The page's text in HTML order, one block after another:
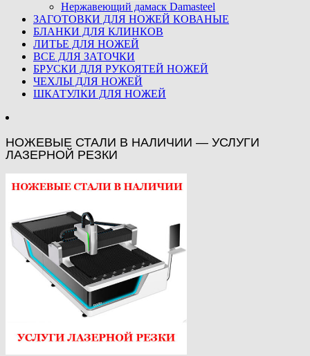
Нержавеющий дамаск Damasteel
ЗАГОТОВКИ ДЛЯ НОЖЕЙ КОВАНЫЕ
БЛАНКИ ДЛЯ КЛИНКОВ
ЛИТЬЕ ДЛЯ НОЖЕЙ
ВСЕ ДЛЯ ЗАТОЧКИ
БРУСКИ ДЛЯ РУКОЯТЕЙ НОЖЕЙ
ЧЕХЛЫ ДЛЯ НОЖЕЙ
ШКАТУЛКИ ДЛЯ НОЖЕЙ
НОЖЕВЫЕ СТАЛИ В НАЛИЧИИ — УСЛУГИ
ЛАЗЕРНОЙ РЕЗКИ